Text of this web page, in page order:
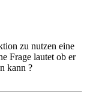
zu nutzen eine
Frage lautet ob er
kann ?